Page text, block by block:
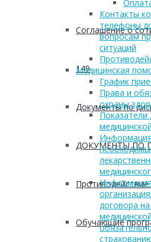
Соглашение о
149
Документы по
ДОКУМЕНТЫ ПО
Противодействие
Обучающие
Контакты
телефоны
вопросам
ситуаций
Медицинская
График
Права и
охраны
Показатели
договора